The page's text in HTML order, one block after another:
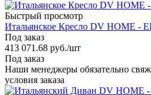
Быстрый просмотр
Итальянское Кресло DV HOME -
Под заказ
413 071.68 руб./шт
Под заказ
Наши менеджеры обязательно
условия заказа